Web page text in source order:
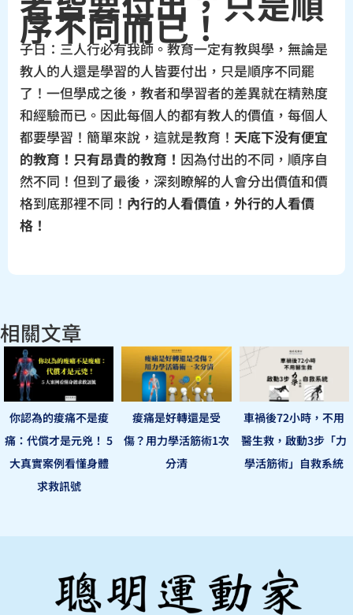
序不同而已！
子日：三人行必有我師。教育一定有教與學，無論是
教人的人還是學習的人皆要付出，只是順序不同罷
了！一但學成之後，教者和學習者的差異就在精熟度
和經驗而已。因此每個人的都有教人的價值，每個人
都要學習！簡單來說，這就是教育！ 天底下没有便宜
的教育！只有昂貴的教育！ 因為付出的不同，順序自
然不同！但到了最後，深刻瞭解的人會分出價值和價
格到底那裡不同！ 內行的人看價值，外行的人看價
格！
相關文章
你認為的痠痛不是痠
痛：代償才是元兇！ 5
大真實案例看懂身體
求救訊號
痠痛是好轉還是受
傷？用力學活筋術1次
分清
車禍後72小時，不用
醫生救，啟動3步「力
學活筋術」自救系統